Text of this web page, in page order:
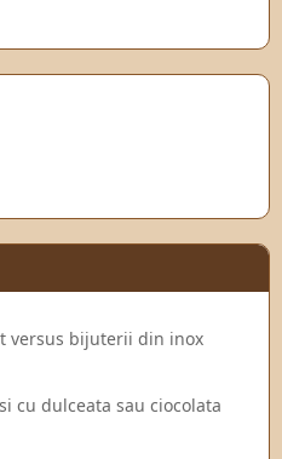
versus bijuterii din inox
cu dulceata sau ciocolata